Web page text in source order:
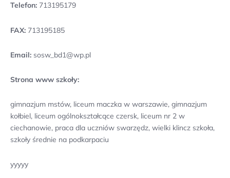
Telefon: 713195179
FAX: 713195185
Email: sosw_bd1@wp.pl
Strona www szkoły:
gimnazjum mstów, liceum maczka w warszawie, gimnazjum
kołbiel, liceum ogólnokształcące czersk, liceum nr 2 w
ciechanowie, praca dla uczniów swarzędz, wielki klincz szkoła,
szkoły średnie na podkarpaciu
yyyyy